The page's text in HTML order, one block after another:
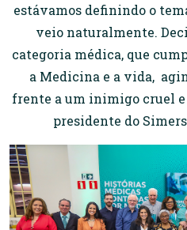
estávamos definindo o
veio naturalmente.
categoria médica, que
a Medicina e a vida,
frente a um inimigo cruel e
presidente do